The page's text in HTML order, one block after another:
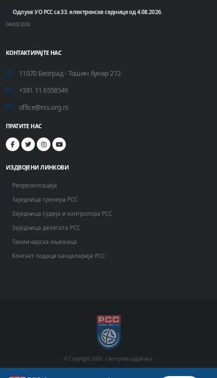
Одлуке УО РСС са 33. електронске седнице од 4.08.2026.
04/08/2026
КОНТАКТИРАЈТЕ НАС
11070 Београд - Тошин бунар 272
+381 11 6558549
office@rss.org.rs
ПРАТИТЕ НАС
ИЗДВОЈЕНИ ЛИНКОВИ
Репрезентација
Заједница тренера РСС
Заједница судија и контролора РСС
Заједница делегата РСС
Такмичарска књижица
Контакт подаци канцеларије РСС
© Copyright2026 . Сва права задржана.